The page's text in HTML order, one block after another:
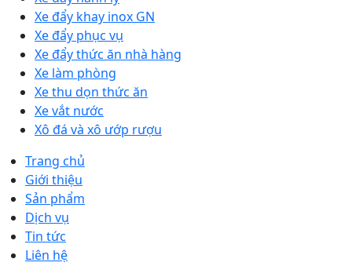
Xe đẩy khay inox GN
Xe đẩy phục vụ
Xe đẩy thức ăn nhà hàng
Xe làm phòng
Xe thu dọn thức ăn
Xe vắt nước
Xô đá và xô ướp rượu
Trang chủ
Giới thiệu
Sản phẩm
Dịch vụ
Tin tức
Liên hệ